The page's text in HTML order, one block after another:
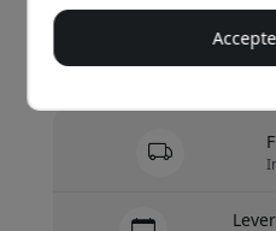
I lager -